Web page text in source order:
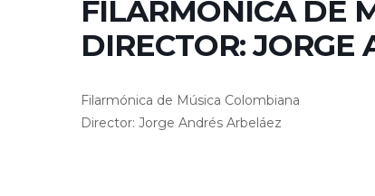
FILARMÓNICA DE
DIRECTOR: JORGE
Filarmónica de Música Colombiana
Director: Jorge Andrés Arbeláez